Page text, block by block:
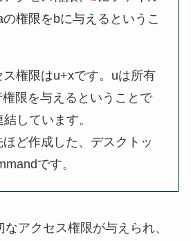
権限をbに与えるというこ
権限はu+xです。uは所有
限を与えるということで
しています。
ど作成した、デスクトッ
です。
アクセス権限が与えられ、